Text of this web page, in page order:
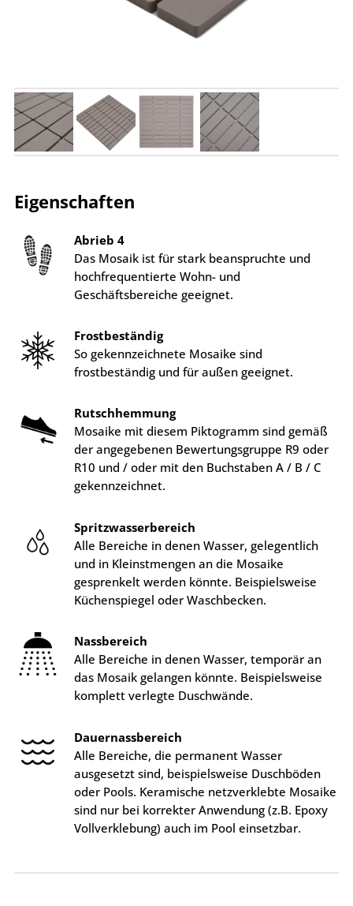
Eigenschaften
Abrieb 4
Das Mosaik ist für stark beanspruchte und
hochfrequentierte Wohn- und
Geschäftsbereiche geeignet.
Frostbeständig
So gekennzeichnete Mosaike sind
frostbeständig und für außen geeignet.
Rutschhemmung
Mosaike mit diesem Piktogramm sind gemäß
der angegebenen Bewertungsgruppe R9 oder
R10 und / oder mit den Buchstaben A / B / C
gekennzeichnet.
Spritzwasserbereich
Alle Bereiche in denen Wasser, gelegentlich
und in Kleinstmengen an die Mosaike
gesprenkelt werden könnte. Beispielsweise
Küchenspiegel oder Waschbecken.
Nassbereich
Alle Bereiche in denen Wasser, temporär an
das Mosaik gelangen könnte. Beispielsweise
komplett verlegte Duschwände.
Dauernassbereich
Alle Bereiche, die permanent Wasser
ausgesetzt sind, beispielsweise Duschböden
oder Pools. Keramische netzverklebte Mosaike
sind nur bei korrekter Anwendung (z.B. Epoxy
Vollverklebung) auch im Pool einsetzbar.